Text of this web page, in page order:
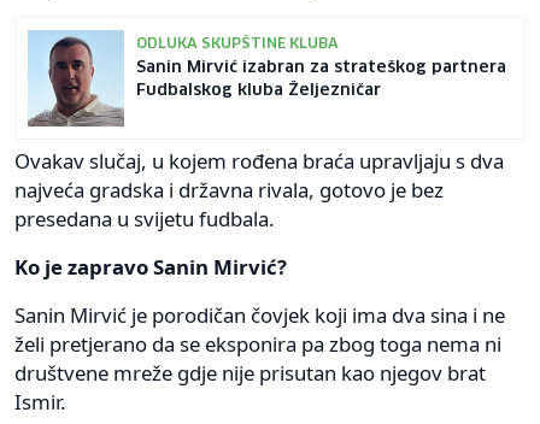
ODLUKA SKUPŠTINE KLUBA
Sanin Mirvić izabran za strateškog partnera
Fudbalskog kluba Željezničar
Ovakav slučaj, u kojem rođena braća upravljaju s dva
najveća gradska i državna rivala, gotovo je bez
presedana u svijetu fudbala.
Ko je zapravo Sanin Mirvić?
Sanin Mirvić je porodičan čovjek koji ima dva sina i ne
želi pretjerano da se eksponira pa zbog toga nema ni
društvene mreže gdje nije prisutan kao njegov brat
Ismir.